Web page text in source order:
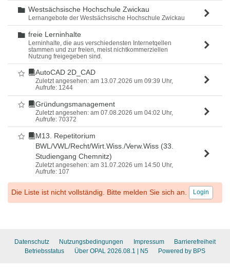
Ordner
Westsächsische Hochschule Zwickau
Lernangebote der Westsächsische Hochschule Zwickau
Ordner
freie Lerninhalte
Lerninhalte, die aus verschiedensten Internetqellen
stammen und zur freien, meist nichtkommerziellen
Nutzung freigegeben sind.
Als Favorit markieren
AutoCAD 2D_CAD
Zuletzt angesehen: am 13.07.2026 um 09:39 Uhr,
Aufrufe: 1244
Als Favorit markieren
Gründungsmanagement
Zuletzt angesehen: am 07.08.2026 um 04:02 Uhr,
Aufrufe: 70372
Als Favorit markieren
M13. Repetitorium
BWL/VWL/Recht/Wirt.Wiss./Verw.Wiss (33.
Studiengang Chemnitz)
Zuletzt angesehen: am 31.07.2026 um 14:50 Uhr,
Aufrufe: 107
Die Liste ist nicht vollständig. Bitte melden Sie sich an. Login
Datenschutz Nutzungsbedingungen Impressum
Barrierefreiheit
Betriebsstatus
Über OPAL 2026.08.1 | N5 Powered by BPS